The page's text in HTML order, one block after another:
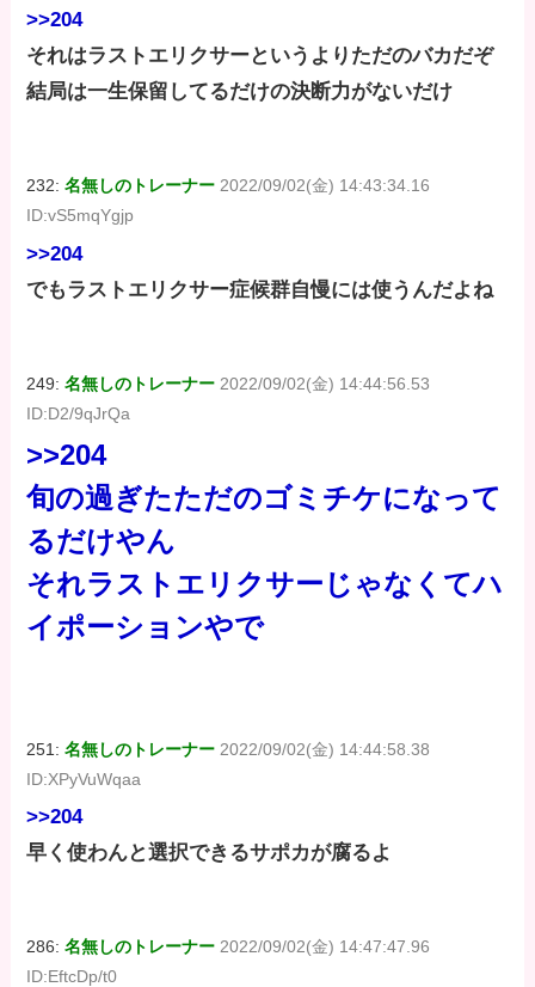
>>204
それはラストエリクサーというよりただのバカだぞ
結局は一生保留してるだけの決断力がないだけ
232:名無しのトレーナー 2022/09/02(金) 14:43:34.16
ID:vS5mqYgjp
>>204
でもラストエリクサー症候群自慢には使うんだよね
249:名無しのトレーナー 2022/09/02(金) 14:44:56.53
ID:D2/9qJrQa
>>204
旬の過ぎたただのゴミチケになって
るだけやん
それラストエリクサーじゃなくてハ
イポーションやで
251:名無しのトレーナー 2022/09/02(金) 14:44:58.38
ID:XPyVuWqaa
>>204
早く使わんと選択できるサポカが腐るよ
286:名無しのトレーナー 2022/09/02(金) 14:47:47.96
ID:EftcDp/t0